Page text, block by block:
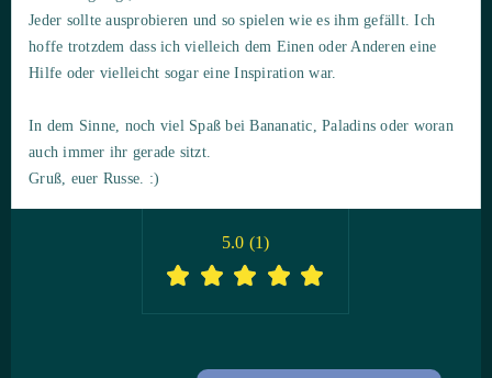
Jeder sollte ausprobieren und so spielen wie es ihm gefällt. Ich
hoffe trotzdem dass ich vielleich dem Einen oder Anderen eine
Hilfe oder vielleicht sogar eine Inspiration war.
In dem Sinne, noch viel Spaß bei Bananatic, Paladins oder woran
auch immer ihr gerade sitzt.
Gruß, euer Russe. :)
5.0 (1)